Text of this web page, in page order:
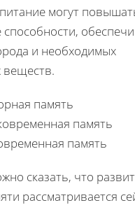
могут
и необходимых
веществ.
память
память
память
сказать, что
рассматривается